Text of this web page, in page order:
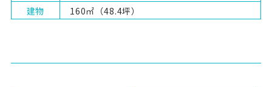
建物
160㎡（48.4坪）